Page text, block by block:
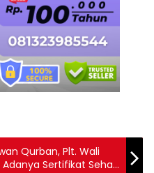
Qurban, Plt. Wali
Adanya Sertifikat Sehat